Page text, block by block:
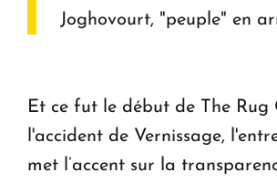
Joghovourt, "peuple" en
Et ce fut le début de The Rug
l'accident de Vernissage,
met l’accent sur la